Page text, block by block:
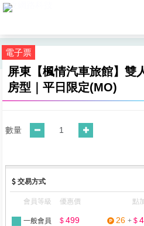
墨攻網路科技
電子票
屏東【楓情汽車旅館】雙
房型｜平日限定(MO)
數量
交易方式
會員等級 優惠價 點
一般會員 $ 499 26 + $